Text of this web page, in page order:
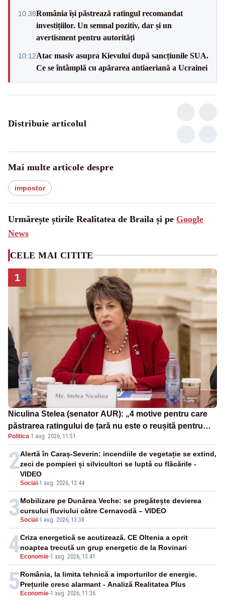
10:38România își păstrează ratingul recomandat
investițiilor. Un semnal pozitiv, dar și un
avertisment pentru autorități
10:12Atac masiv asupra Kievului după sancțiunile SUA.
Ce se întâmplă cu apărarea antiaeriană a Ucrainei
Distribuie articolul
Mai multe articole despre
impostor
Urmărește știrile Realitatea de Braila și pe Google
News
CELE MAI CITITE
1
Niculina Stelea (senator AUR): „4 motive pentru care
păstrarea ratingului de țară nu este o reușită pentru
Guvernul Bolojan”
Politica·1 aug. 2026, 11:51
2
Social -1 aug. 2026, 12:44
Alertă în Caraș-Severin: incendiile de vegetație se extind,
zeci de pompieri și silvicultori se luptă cu flăcările -
VIDEO
3Social -1 aug. 2026, 13:38
Mobilizare pe Dunărea Veche: se pregătește devierea
cursului fluviului către Cernavodă – VIDEO
4 Economie-1 aug. 2026, 13:41
Criza energetică se acutizează. CE Oltenia a oprit
noaptea trecută un grup energetic de la Rovinari
5 Economie-1 aug. 2026, 11:36
România, la limita tehnică a importurilor de energie.
Prețurile cresc alarmant - Analiză Realitatea Plus